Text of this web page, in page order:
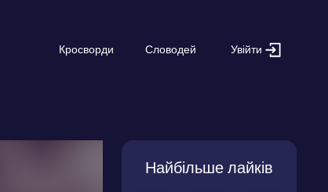
Кросворди Словодей Увійти
Найбільше лайків